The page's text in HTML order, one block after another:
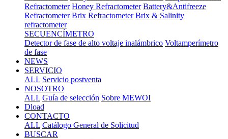
Refractometer Honey Refractometer Battery&Antifreeze
Refractometer Brix Refractometer Brix & Salinity
refractometer
SECUENCÍMETRO
Detector de fase de alto voltaje inalámbrico Voltamperímetro
de fase
NEWS
SERVICIO
ALL Servicio postventa
NOSOTRO
ALL Guía de selección Sobre MEWOI
Dload
CONTACTO
ALL Catálogo General de Solicitud
BUSCAR